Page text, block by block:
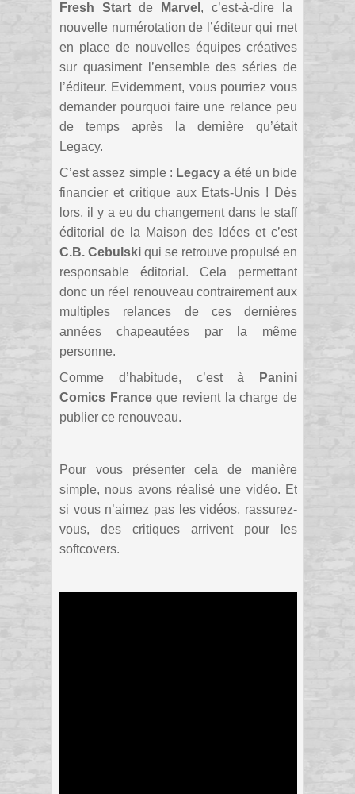
Fresh Start de Marvel , c’est-à-dire la
nouvelle numérotation de l’éditeur qui met
en place de nouvelles équipes créatives
sur quasiment l’ensemble des séries de
l’éditeur. Evidemment, vous pourriez vous
demander pourquoi faire une relance peu
de temps après la dernière qu’était
Legacy.
C’est assez simple : Legacy a été un bide
financier et critique aux Etats-Unis ! Dès
lors, il y a eu du changement dans le staff
éditorial de la Maison des Idées et c’est
C.B. Cebulski qui se retrouve propulsé en
responsable éditorial. Cela permettant
donc un réel renouveau contrairement aux
multiples relances de ces dernières
années chapeautées par la même
personne.
Comme d’habitude, c’est à
Panini
Comics Franceque revient la charge de
publier ce renouveau.
Pour vous présenter cela de manière
simple, nous avons réalisé une vidéo. Et
si vous n’aimez pas les vidéos, rassurez-
vous, des critiques arrivent pour les
softcovers.